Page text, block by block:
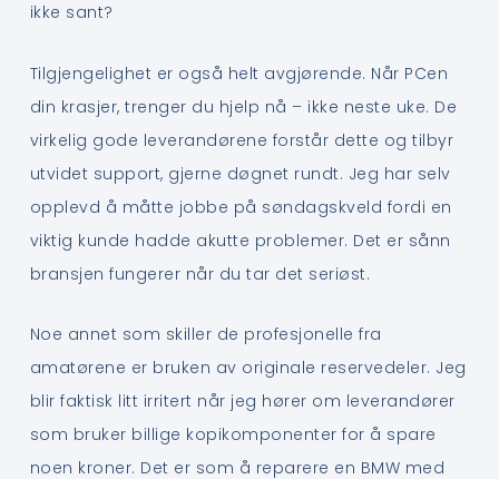
ikke sant?
Tilgjengelighet er også helt avgjørende. Når PCen
din krasjer, trenger du hjelp nå – ikke neste uke. De
virkelig gode leverandørene forstår dette og tilbyr
utvidet support, gjerne døgnet rundt. Jeg har selv
opplevd å måtte jobbe på søndagskveld fordi en
viktig kunde hadde akutte problemer. Det er sånn
bransjen fungerer når du tar det seriøst.
Noe annet som skiller de profesjonelle fra
amatørene er bruken av originale reservedeler. Jeg
blir faktisk litt irritert når jeg hører om leverandører
som bruker billige kopikomponenter for å spare
noen kroner. Det er som å reparere en BMW med